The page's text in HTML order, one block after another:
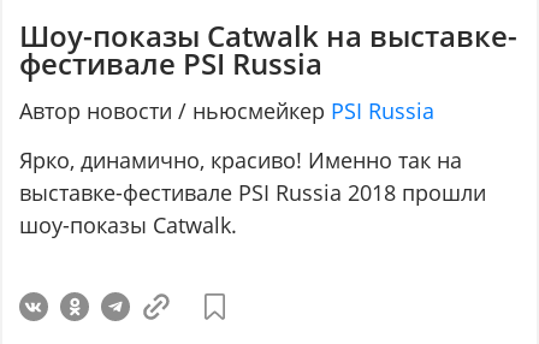
Шоу-показы Catwalk на выставке-
фестивале PSI Russia
Автор новости / ньюсмейкер PSI Russia
Ярко, динамично, красиво! Именно так на
выставке-фестивале PSI Russia 2018 прошли
шоу-показы Catwalk.